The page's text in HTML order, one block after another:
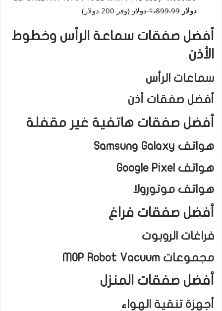
دولار 1،899.99 دولار (وفر 200 دولار)
أفضل صفقات سماعة الرأس وخطوط
الأذن
سماعات الرأس
أفضل صفقات أذن
أفضل صفقات هاتفية غير مقفلة
هواتف Samsung Galaxy
هواتف Google Pixel
هواتف موتورولا
أفضل صفقات فراغ
فراغات الروبوت
مجموعات MOP Robot Vacuum
أفضل صفقات المنزل
أجهزة تنقية الهواء